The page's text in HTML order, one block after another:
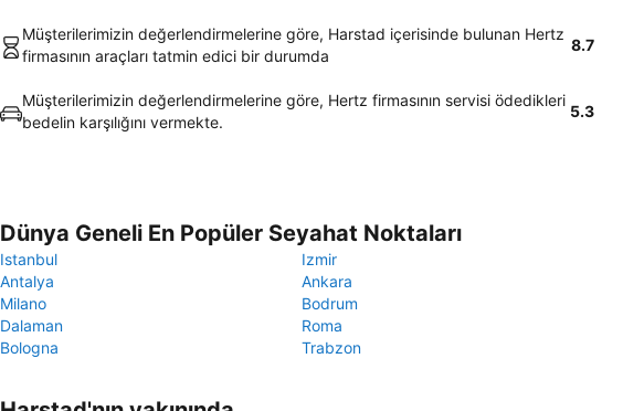
Müşterilerimizin değerlendirmelerine göre, Harstad içerisinde bulunan Hertz
firmasının araçları tatmin edici bir durumda
8.7
Müşterilerimizin değerlendirmelerine göre, Hertz firmasının servisi ödedikleri
bedelin karşılığını vermekte.
5.3
Dünya Geneli En Popüler Seyahat Noktaları
Istanbul
Izmir
Antalya
Ankara
Milano
Bodrum
Dalaman
Roma
Bologna
Trabzon